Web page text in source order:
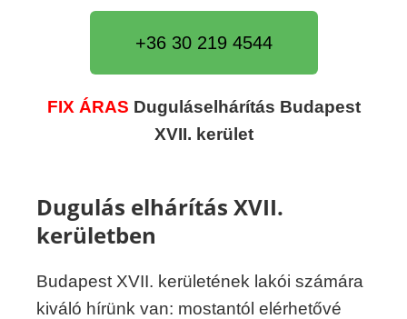
+36 30 219 4544
FIX ÁRAS Duguláselhárítás Budapest
XVII. kerület
Dugulás elhárítás XVII.
kerületben
Budapest XVII. kerületének lakói számára
kiváló hírünk van: mostantól elérhetővé